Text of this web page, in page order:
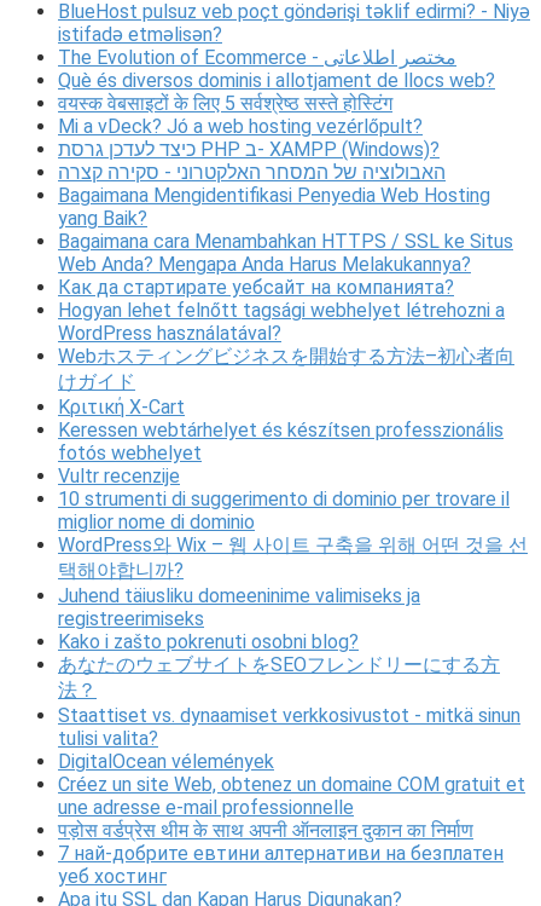
BlueHost pulsuz veb poçt göndərişi təklif edirmi? - Niyə
istifadə etməlisən?
The Evolution of Ecommerce - مختصر اطلاعاتی
Què és diversos dominis i allotjament de llocs web?
वयस्क वेबसाइटों के लिए 5 सर्वश्रेष्ठ सस्ते होस्टिंग
Mi a vDeck? Jó a web hosting vezérlőpult?
כיצד לעדכן גרסת PHP ב- XAMPP (Windows)?
האבולוציה של המסחר האלקטרוני - סקירה קצרה
Bagaimana Mengidentifikasi Penyedia Web Hosting
yang Baik?
Bagaimana cara Menambahkan HTTPS / SSL ke Situs
Web Anda? Mengapa Anda Harus Melakukannya?
Как да стартирате уебсайт на компанията?
Hogyan lehet felnőtt tagsági webhelyet létrehozni a
WordPress használatával?
Webホスティングビジネスを開始する方法–初心者向
けガイド
Κριτική X-Cart
Keressen webtárhelyet és készítsen professzionális
fotós webhelyet
Vultr recenzije
10 strumenti di suggerimento di dominio per trovare il
miglior nome di dominio
WordPress와 Wix – 웹 사이트 구축을 위해 어떤 것을 선
택해야합니까?
Juhend täiusliku domeeninime valimiseks ja
registreerimiseks
Kako i zašto pokrenuti osobni blog?
あなたのウェブサイトをSEOフレンドリーにする方
法？
Staattiset vs. dynaamiset verkkosivustot - mitkä sinun
tulisi valita?
DigitalOcean vélemények
Créez un site Web, obtenez un domaine COM gratuit et
une adresse e-mail professionnelle
पड़ोस वर्डप्रेस थीम के साथ अपनी ऑनलाइन दुकान का निर्माण
7 най-добрите евтини алтернативи на безплатен
уеб хостинг
Apa itu SSL dan Kapan Harus Digunakan?